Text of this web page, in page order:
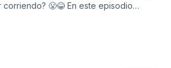
corriendo? 😤😂 En este episodio
(y a veces exasperante) mundo
viven molestando. Desde experiencias